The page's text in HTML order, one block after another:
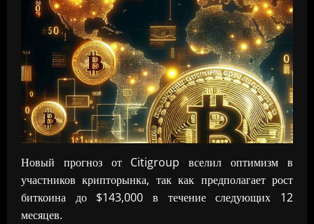
Новый прогноз от Citigroup вселил оптимизм в
участников крипторынка, так как предполагает рост
биткоина до $143,000 в течение следующих 12
месяцев.